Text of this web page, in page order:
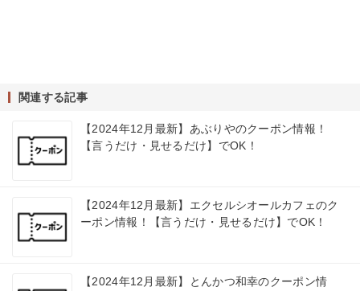
関連する記事
【2024年12月最新】あぶりやのクーポン情報！
【言うだけ・見せるだけ】でOK！
【2024年12月最新】エクセルシオールカフェのク
ーポン情報！【言うだけ・見せるだけ】でOK！
【2024年12月最新】とんかつ和幸のクーポン情